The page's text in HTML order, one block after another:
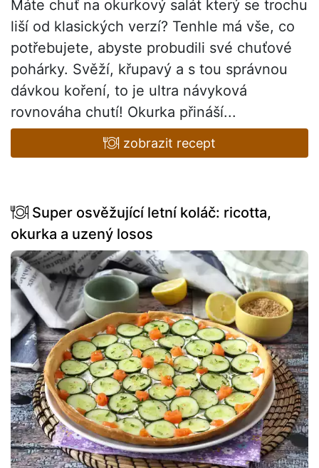
Máte chuť na okurkový salát který se trochu
liší od klasických verzí? Tenhle má vše, co
potřebujete, abyste probudili své chuťové
pohárky. Svěží, křupavý a s tou správnou
dávkou koření, to je ultra návyková
rovnováha chutí! Okurka přináší...
zobrazit recept
Super osvěžující letní koláč: ricotta,
okurka a uzený losos